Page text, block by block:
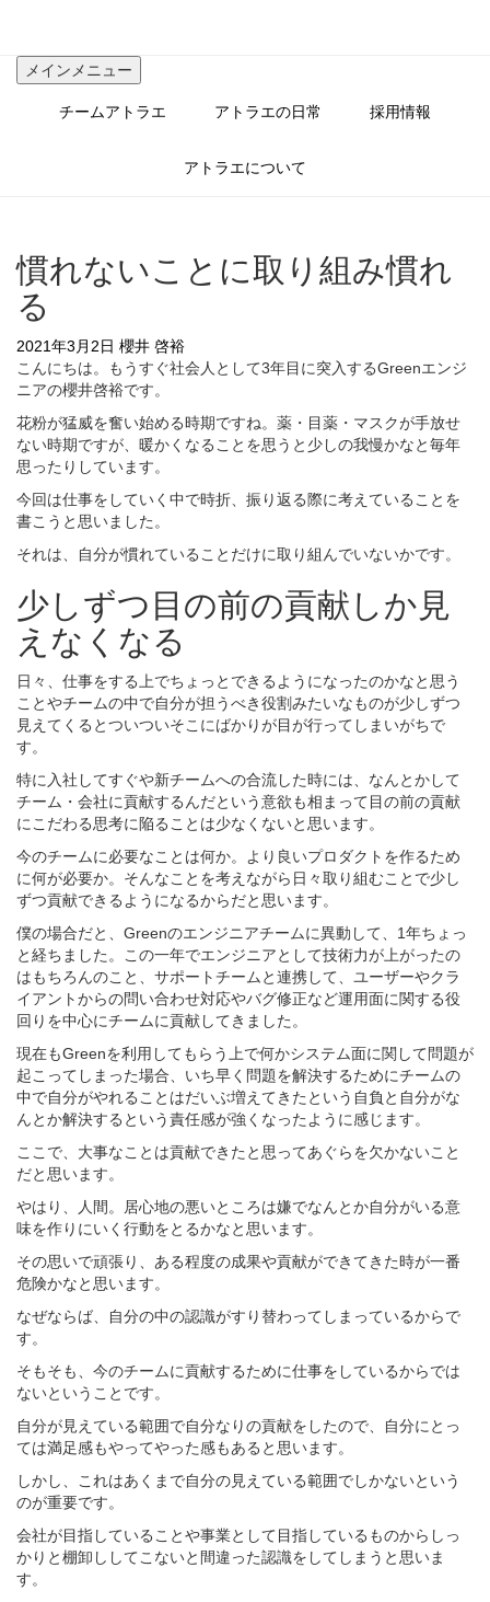
メインメニュー
チームアトラエ アトラエの日常 採用情報
アトラエについて
慣れないことに取り組み慣れ
る
2021年3月2日 櫻井 啓裕
こんにちは。もうすぐ社会人として3年目に突入するGreenエンジ
ニアの櫻井啓裕です。
花粉が猛威を奮い始める時期ですね。薬・目薬・マスクが手放せ
ない時期ですが、暖かくなることを思うと少しの我慢かなと毎年
思ったりしています。
今回は仕事をしていく中で時折、振り返る際に考えていることを
書こうと思いました。
それは、自分が慣れていることだけに取り組んでいないかです。
少しずつ目の前の貢献しか見
えなくなる
日々、仕事をする上でちょっとできるようになったのかなと思う
ことやチームの中で自分が担うべき役割みたいなものが少しずつ
見えてくるとついついそこにばかりが目が行ってしまいがちで
す。
特に入社してすぐや新チームへの合流した時には、なんとかして
チーム・会社に貢献するんだという意欲も相まって目の前の貢献
にこだわる思考に陥ることは少なくないと思います。
今のチームに必要なことは何か。より良いプロダクトを作るため
に何が必要か。そんなことを考えながら日々取り組むことで少し
ずつ貢献できるようになるからだと思います。
僕の場合だと、Greenのエンジニアチームに異動して、1年ちょっ
と経ちました。この一年でエンジニアとして技術力が上がったの
はもちろんのこと、サポートチームと連携して、ユーザーやクラ
イアントからの問い合わせ対応やバグ修正など運用面に関する役
回りを中心にチームに貢献してきました。
現在もGreenを利用してもらう上で何かシステム面に関して問題が
起こってしまった場合、いち早く問題を解決するためにチームの
中で自分がやれることはだいぶ増えてきたという自負と自分がな
んとか解決するという責任感が強くなったように感じます。
ここで、大事なことは貢献できたと思ってあぐらを欠かないこと
だと思います。
やはり、人間。居心地の悪いところは嫌でなんとか自分がいる意
味を作りにいく行動をとるかなと思います。
その思いで頑張り、ある程度の成果や貢献ができてきた時が一番
危険かなと思います。
なぜならば、自分の中の認識がすり替わってしまっているからで
す。
そもそも、今のチームに貢献するために仕事をしているからでは
ないということです。
自分が見えている範囲で自分なりの貢献をしたので、自分にとっ
ては満足感もやってやった感もあると思います。
しかし、これはあくまで自分の見えている範囲でしかないという
のが重要です。
会社が目指していることや事業として目指しているものからしっ
かりと棚卸ししてこないと間違った認識をしてしまうと思いま
す。